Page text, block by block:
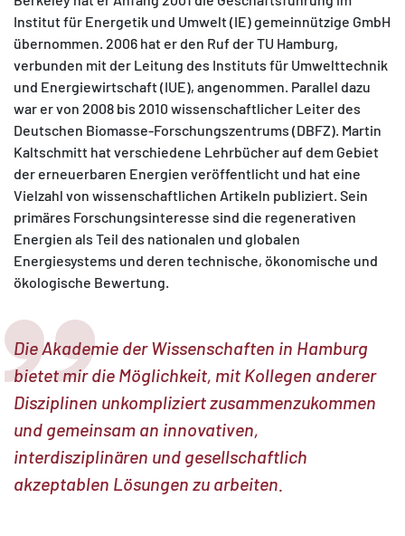
Institut für Energetik und Umwelt (IE) gemeinnützige GmbH
übernommen. 2006 hat er den Ruf der TU Hamburg,
verbunden mit der Leitung des Instituts für Umwelttechnik
und Energiewirtschaft (IUE), angenommen. Parallel dazu
war er von 2008 bis 2010 wissenschaftlicher Leiter des
Deutschen Biomasse-Forschungszentrums (DBFZ). Martin
Kaltschmitt hat verschiedene Lehrbücher auf dem Gebiet
der erneuerbaren Energien veröffentlicht und hat eine
Vielzahl von wissenschaftlichen Artikeln publiziert. Sein
primäres Forschungsinteresse sind die regenerativen
Energien als Teil des nationalen und globalen
Energiesystems und deren technische, ökonomische und
ökologische Bewertung.
Die Akademie der Wissenschaften in Hamburg
bietet mir die Möglichkeit, mit Kollegen anderer
Disziplinen unkompliziert zusammenzukommen
und gemeinsam an innovativen,
interdisziplinären und gesellschaftlich
akzeptablen Lösungen zu arbeiten.